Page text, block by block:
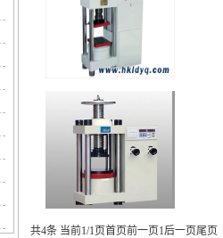
共4条 当前1/1页首页前一页1后一页尾页